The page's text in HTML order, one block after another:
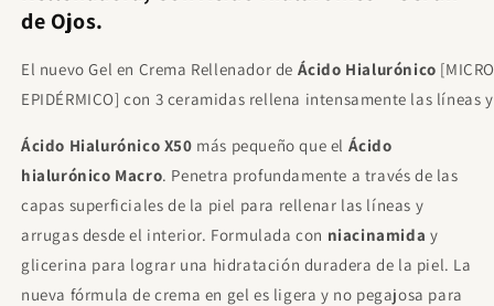
€11.95 Gratis
Eucalipto y Mentol, 400 ml
Gasta €120.00para desbloquear.
Sol De Janeiro - Beija Flor Elasti Cream
75ml
€23.00 Gratis
Gasta
para desbloquear.
de Ojos.
El nuevo Gel en Crema Rellenador de Ácido Hialurónico
EPIDÉRMICO] con 3 ceramidas rellena intensamente las líneas
Ácido Hialurónico X50 más pequeño que el Ácido
hialurónico Macro. Penetra profundamente a través de las
capas superficiales de la piel para rellenar las líneas y
arrugas desde el interior. Formulada con niacinamida y
glicerina para lograr una hidratación duradera de la piel. La
nueva fórmula de crema en gel es ligera y no pegajosa para